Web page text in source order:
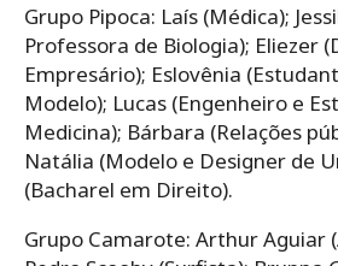
Grupo Pipoca: Laís (Médica);
Professora de Biologia); Eliezer
Empresário); Eslovênia
Modelo); Lucas (Engenheiro e
Medicina); Bárbara (Relações
Natália (Modelo e Designer de
(Bacharel em Direito).
Grupo Camarote: Arthur Aguiar